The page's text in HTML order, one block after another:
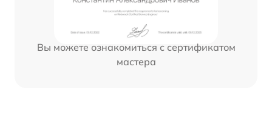
Вы можете ознакомиться с сертификатом
мастера